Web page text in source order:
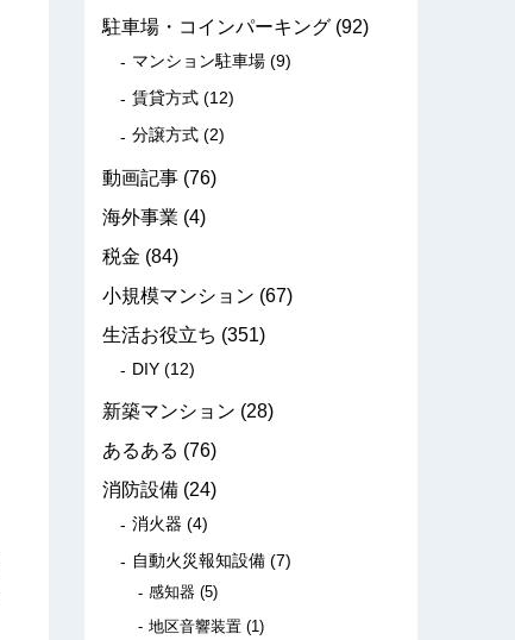
駐車場・コインパーキング (92)
マンション駐車場 (9)
賃貸方式 (12)
分譲方式 (2)
動画記事 (76)
海外事業 (4)
税金 (84)
小規模マンション (67)
生活お役立ち (351)
DIY (12)
新築マンション (28)
あるある (76)
消防設備 (24)
消火器 (4)
自動火災報知設備 (7)
感知器 (5)
地区音響装置 (1)